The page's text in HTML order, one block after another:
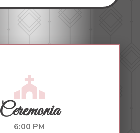
Ceremonia
6:00 PM